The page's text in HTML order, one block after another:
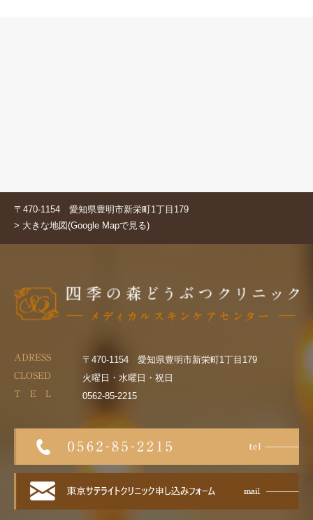
〒470-1154 愛知県豊明市新栄町1丁目179
> 大きな地図(Google Mapで見る)
ADRESS 〒470-1154 愛知県豊明市新栄町1丁目179
CLOSED 火曜日・水曜日・祝日
T E L 0562-85-2215